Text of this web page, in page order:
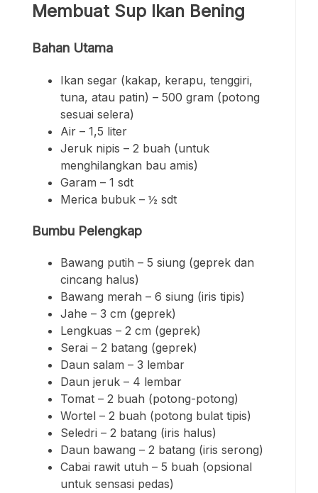
Membuat Sup Ikan Bening
Bahan Utama
Ikan segar (kakap, kerapu, tenggiri,
tuna, atau patin) – 500 gram (potong
sesuai selera)
Air – 1,5 liter
Jeruk nipis – 2 buah (untuk
menghilangkan bau amis)
Garam – 1 sdt
Merica bubuk – ½ sdt
Bumbu Pelengkap
Bawang putih – 5 siung (geprek dan
cincang halus)
Bawang merah – 6 siung (iris tipis)
Jahe – 3 cm (geprek)
Lengkuas – 2 cm (geprek)
Serai – 2 batang (geprek)
Daun salam – 3 lembar
Daun jeruk – 4 lembar
Tomat – 2 buah (potong-potong)
Wortel – 2 buah (potong bulat tipis)
Seledri – 2 batang (iris halus)
Daun bawang – 2 batang (iris serong)
Cabai rawit utuh – 5 buah (opsional
untuk sensasi pedas)